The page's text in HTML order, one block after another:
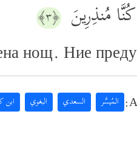
كُنَّا مُنذِرِینَ ﴿٣﴾
нощ. Ние
المُيسَّر السعدي البغوي ابن